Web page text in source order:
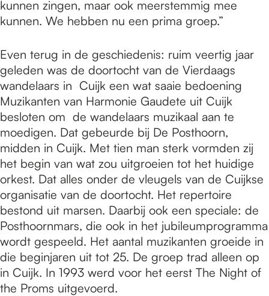
kunnen zingen, maar ook meerstemmig mee
kunnen. We hebben nu een prima groep.”
Even terug in de geschiedenis: ruim veertig jaar
geleden was de doortocht van de Vierdaags
wandelaars in Cuijk een wat saaie bedoening
Muzikanten van Harmonie Gaudete uit Cuijk
besloten om de wandelaars muzikaal aan te
moedigen. Dat gebeurde bij De Posthoorn,
midden in Cuijk. Met tien man sterk vormden zij
het begin van wat zou uitgroeien tot het huidige
orkest. Dat alles onder de vleugels van de Cuijkse
organisatie van de doortocht. Het repertoire
bestond uit marsen. Daarbij ook een speciale: de
Posthoornmars, die ook in het jubileumprogramma
wordt gespeeld. Het aantal muzikanten groeide in
die beginjaren uit tot 25. De groep trad alleen op
in Cuijk. In 1993 werd voor het eerst The Night of
the Proms uitgevoerd.